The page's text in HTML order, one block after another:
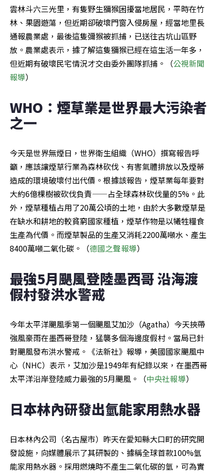
雲林斗六三光里，有隻野生獼猴困擾當地居民，平時在竹
林、果園遊蕩，但近期卻破壞門窗入侵房屋，經當地里長
通報農業處，最後這隻彌猴被抓捕，已送往古坑山區野
放。農業處表示，據了解這隻獼猴已經在這生活一年多，
但近期有破壞民宅情況才交由委外團隊抓捕。（公視新聞
報導）
WHO：煙草業是世界最大污染者
之一
今天是世界無煙日，世界衛生組織（WHO）撰寫報告呼
籲，應該讓煙草行業為森林砍伐、有害氣體排放以及煙蒂
造成的環境破壞付出代價。根據該報告，煙草業每年要對
大約6億棵樹被砍伐負責——占全球森林砍伐量的5%。此
外，煙草種植占用了20萬公頃的土地，由於大多數煙草是
在缺水和耕地的較貧窮國家種植，煙草作物是以犧牲糧食
生產為代價。而煙草製品的生產又消耗2200萬噸水、產生
8400萬噸二氧化碳。（德國之聲報導）
最強5月颶風登陸墨西哥 沿海渡
假村發洪水警戒
今年太平洋颶風季第一個颶風艾加沙（Agatha）今天挾帶
強風豪雨在墨西哥登陸，猛襲多個海邊度假村。當局已針
對颶風發布洪水警戒。《法新社》報導，美國國家颶風中
心（NHC）表示，艾加沙是1949年有紀錄以來，在墨西哥
太平洋沿岸登陸威力最強的5月颶風。（中央社報導）
日本林內研發出氫能家用熱水器
日本林內公司（名古屋市）昨天在愛知縣大口町的研究開
發設施，向媒體展示了其研製的、據稱全球首款100%氫
能家用熱水器。採用燃燒時不產生二氧化碳的氫，可為實